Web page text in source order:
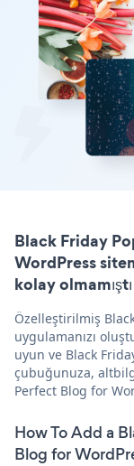
Black Friday
WordPress
kolay olmamıştı
Özelleştirilmiş
uygulamanızı
uyun ve Black
çubuğunuza,
Perfect Blog for
How To Add a
Blog for